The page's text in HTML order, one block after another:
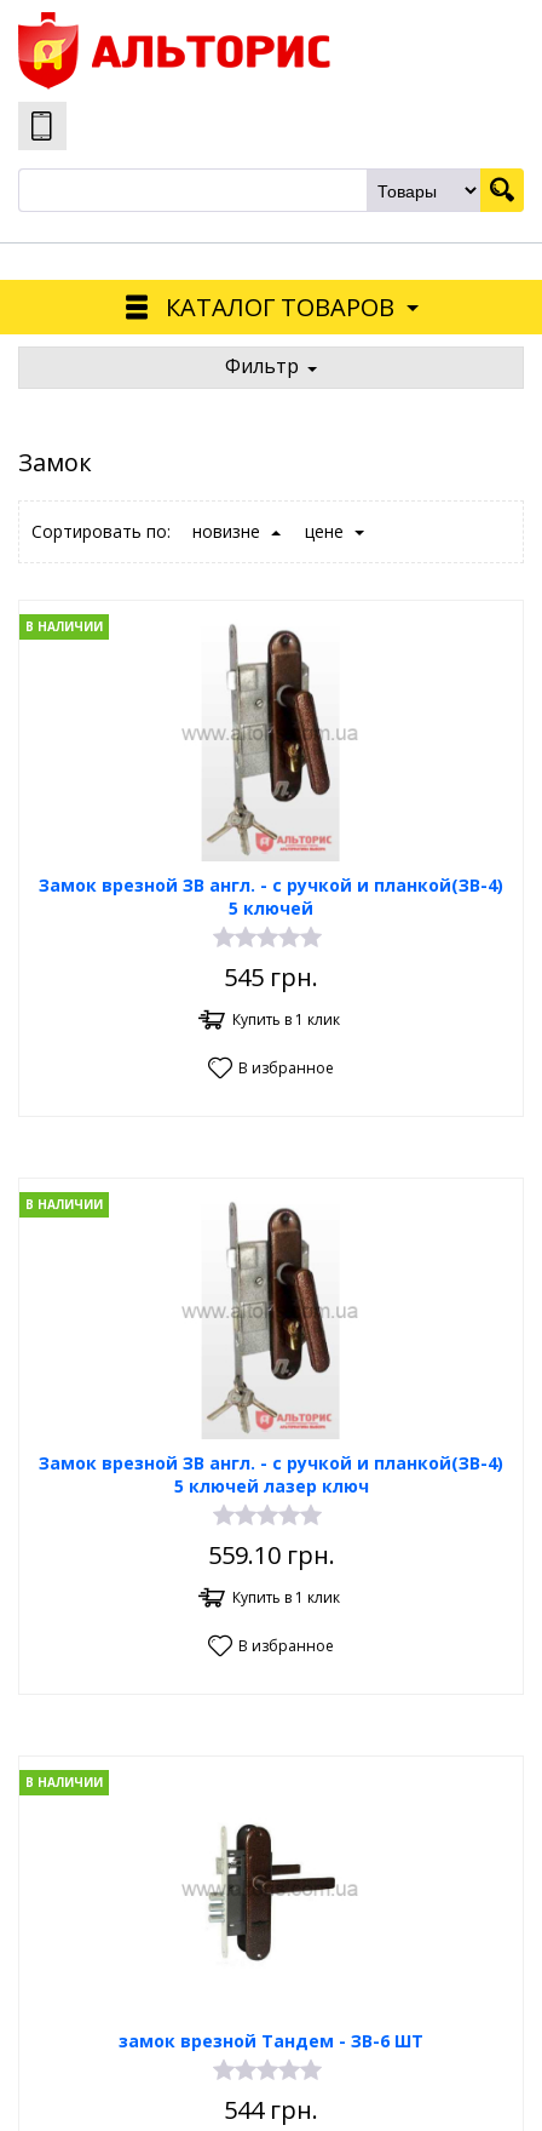
КАТАЛОГ ТОВАРОВ
Фильтр
Замок
Сортировать по: новизне цене
Замок врезной ЗВ англ. - с ручкой и планкой(ЗВ-4)
5 ключей
В НАЛИЧИИ
545 грн.
Купить в 1 клик
В избранное
Замок врезной ЗВ англ. - с ручкой и планкой(ЗВ-4)
5 ключей лазер ключ
В НАЛИЧИИ
559.10грн.
Купить в 1 клик
В избранное
замок врезной Тандем - ЗВ-6 ШТ
В НАЛИЧИИ
544грн.